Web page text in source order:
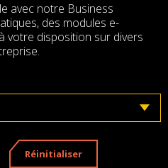
avec notre Business
des modules e-
votre disposition sur divers
Réinitialiser